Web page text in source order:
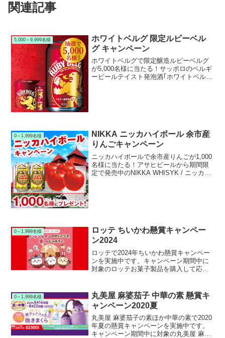
関連記事
5,000～9,999名様
ホワイトベルグ 限定ルビーベル
グ キャンペーン
ホワイトベルグで限定醸造ルビーベルグ
が5,000名様に当たる！サッポロのベルギ
ービールテイスト発泡酒｢ホワイトベル
0～1,999名様
NIKKA ニッカハイボール 余市産
りんごキャンペーン
ニッカハイボールで余市産りんごが1,000
名様に当たる！アサヒビールから期間限
定で発売中のNIKKA WHISYK / ニッカウ
0～1,999名様
ロッテ ちいかわ懸賞キャンペー
ン2024
ロッテで2024年ちいかわ懸賞キャンペー
ンを実施中です。キャンペーン期間中に
対象のロッテお菓子製品を購入して応募
当たります。
0～1,999名様
丸美屋 麻婆茄子 中華の素 懸賞キ
ャンペーン2020夏
丸美屋 麻婆茄子の素ほか中華の素で2020
年夏の懸賞キャンペーンを実施中です。
キャンペーン期間中に対象の丸美屋 麻婆